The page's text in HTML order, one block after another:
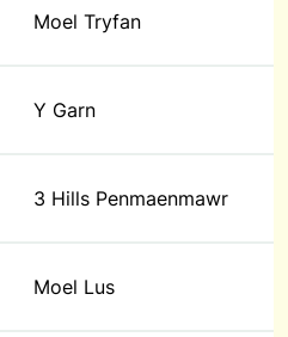
Moel Tryfan
Y Garn
3 Hills Penmaenmawr
Moel Lus